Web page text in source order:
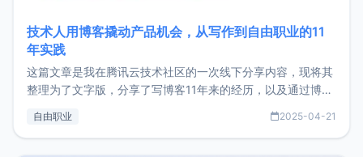
技术人用博客撬动产品机会，从写作到自由职业的11
年实践
这篇文章是我在腾讯云技术社区的一次线下分享内容，现将其
整理为了文字版，分享了写博客11年来的经历，以及通过博客
了我的首个产品ImgURL的真实数据和产品现状。自我介绍大
自由职业 2025-04-21